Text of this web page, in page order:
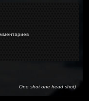
One shot one head shot)